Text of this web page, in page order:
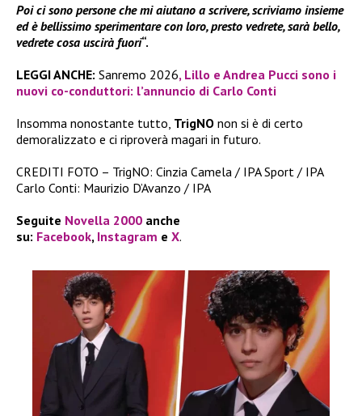
Poi ci sono persone che mi aiutano a scrivere, scriviamo insieme
ed è bellissimo sperimentare con loro, presto vedrete, sarà bello,
vedrete cosa uscirà fuori“.
LEGGI ANCHE: Sanremo 2026, Lillo e Andrea Pucci sono i
nuovi co-conduttori: l’annuncio di Carlo Conti
Insomma nonostante tutto, TrigNO non si è di certo
demoralizzato e ci riproverà magari in futuro.
CREDITI FOTO – TrigNO: Cinzia Camela / IPA Sport / IPA
Carlo Conti: Maurizio D’Avanzo / IPA
Seguite Novella 2000 anche
su: Facebook, Instagram e X.